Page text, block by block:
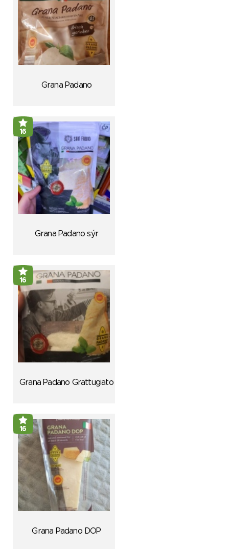
Grana Padano
16
Grana Padano sýr
16
Grana Padano Grattugiato
16
Grana Padano DOP